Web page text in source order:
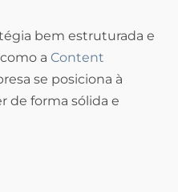
bem estruturada e
a Content
se posiciona à
de forma sólida e